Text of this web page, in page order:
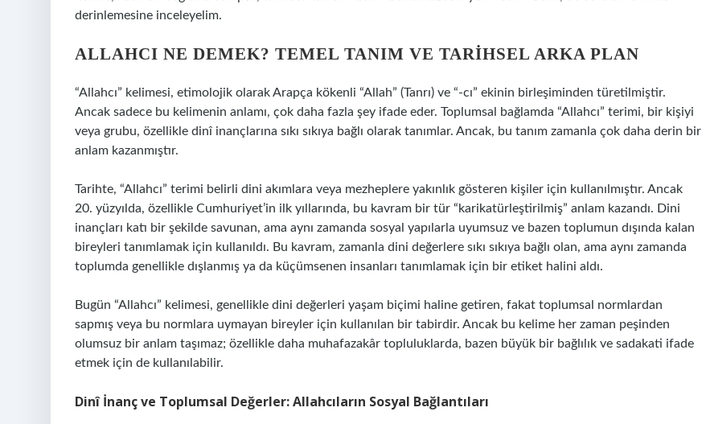
derinlemesine inceleyelim.
ALLAHCI NE DEMEK? TEMEL TANIM VE TARIHSEL ARKA PLAN
“Allahcı” kelimesi, etimolojik olarak Arapça kökenli “Allah” (Tanrı) ve “-cı” ekinin birleşiminden türetilmiştir.
Ancak sadece bu kelimenin anlamı, çok daha fazla şey ifade eder. Toplumsal bağlamda “Allahcı” terimi, bir kişiyi
veya grubu, özellikle dinî inançlarına sıkı sıkıya bağlı olarak tanımlar. Ancak, bu tanım zamanla çok daha derin bir
anlam kazanmıştır.
Tarihte, “Allahcı” terimi belirli dini akımlara veya mezheplere yakınlık gösteren kişiler için kullanılmıştır. Ancak
20. yüzyılda, özellikle Cumhuriyet’in ilk yıllarında, bu kavram bir tür “karikatürleştirilmiş” anlam kazandı. Dini
inançları katı bir şekilde savunan, ama aynı zamanda sosyal yapılarla uyumsuz ve bazen toplumun dışında kalan
bireyleri tanımlamak için kullanıldı. Bu kavram, zamanla dini değerlere sıkı sıkıya bağlı olan, ama aynı zamanda
toplumda genellikle dışlanmış ya da küçümsenen insanları tanımlamak için bir etiket halini aldı.
Bugün “Allahcı” kelimesi, genellikle dini değerleri yaşam biçimi haline getiren, fakat toplumsal normlardan
sapmış veya bu normlara uymayan bireyler için kullanılan bir tabirdir. Ancak bu kelime her zaman peşinden
olumsuz bir anlam taşımaz; özellikle daha muhafazakâr topluluklarda, bazen büyük bir bağlılık ve sadakati ifade
etmek için de kullanılabilir.
Dinî İnanç ve Toplumsal Değerler: Allahcıların Sosyal Bağlantıları